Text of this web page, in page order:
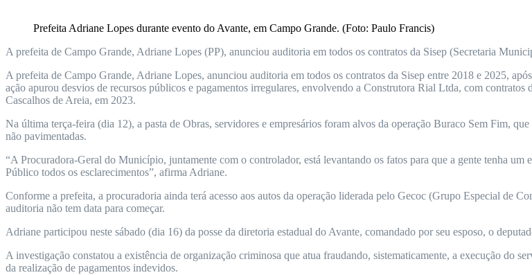
Prefeita Adriane Lopes durante evento do Avante, em Campo Grande. (Foto: Paulo Francis)
A prefeita de Campo Grande, Adriane Lopes (PP), anunciou auditoria em todos os contratos da Sisep (Secretaria
A prefeita de Campo Grande, Adriane Lopes, anunciou auditoria em todos os contratos da Sisep entre 2018 e 2025,
ação apurou desvios de recursos públicos e pagamentos irregulares, envolvendo a Construtora Rial Ltda, com
Cascalhos de Areia, em 2023.
Na última terça-feira (dia 12), a pasta de Obras, servidores e empresários foram alvos da operação Buraco Sem Fim,
não pavimentadas.
“A Procuradora-Geral do Município, juntamente com o controlador, está levantando os fatos para que a gente tenha
Público todos os esclarecimentos”, afirma Adriane.
Conforme a prefeita, a procuradoria ainda terá acesso aos autos da operação liderada pelo Gecoc (Grupo Especial de
auditoria não tem data para começar.
Adriane participou neste sábado (dia 16) da posse da diretoria estadual do Avante, comandado por seu esposo, o
A investigação constatou a existência de organização criminosa que atua fraudando, sistematicamente, a execução do
da realização de pagamentos indevidos.